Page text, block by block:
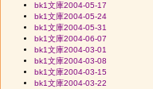
bk1文庫2004-05-17
bk1文庫2004-05-24
bk1文庫2004-05-31
bk1文庫2004-06-07
bk1文庫2004-03-01
bk1文庫2004-03-08
bk1文庫2004-03-15
bk1文庫2004-03-22